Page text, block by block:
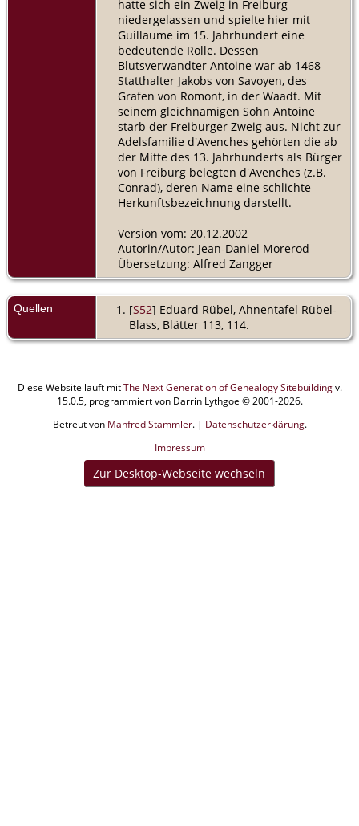
hatte sich ein Zweig in Freiburg
niedergelassen und spielte hier mit
Guillaume im 15. Jahrhundert eine
bedeutende Rolle. Dessen
Blutsverwandter Antoine war ab 1468
Statthalter Jakobs von Savoyen, des
Grafen von Romont, in der Waadt. Mit
seinem gleichnamigen Sohn Antoine
starb der Freiburger Zweig aus. Nicht zur
Adelsfamilie d'Avenches gehörten die ab
der Mitte des 13. Jahrhunderts als Bürger
von Freiburg belegten d'Avenches (z.B.
Conrad), deren Name eine schlichte
Herkunftsbezeichnung darstellt.
Version vom: 20.12.2002
Autorin/Autor: Jean-Daniel Morerod
Übersetzung: Alfred Zangger
Quellen [S52] Eduard Rübel, Ahnentafel Rübel-
Blass, Blätter 113, 114.
Diese Website läuft mitThe Next Generation of Genealogy Sitebuildingv.
15.0.5, programmiert von Darrin Lythgoe © 2001-2026.
Betreut von Manfred Stammler. | Datenschutzerklärung.
Impressum
Zur Desktop-Webseite wechseln